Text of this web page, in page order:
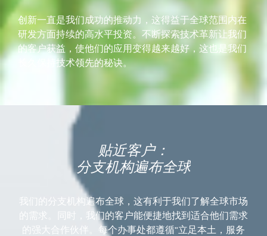
创新一直是我们成功的推动力，这得益于全球范围内在
研发方面持续的高水平投资。不断探索技术革新让我们
的客户获益，使他们的应用变得越来越好，这也是我们
长久保持技术领先的秘诀。
贴近客户：
分支机构遍布全球
我们的分支机构遍布全球，这有利于我们了解全球市场
的需求。同时，我们的客户能便捷地找到适合他们需求
的强大合作伙伴。每个办事处都遵循"立足本土，服务